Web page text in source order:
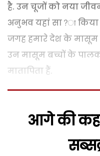
है. उन चूजों को नया
अनुभव यहां सा?ा
जगह हमारे देश के मासूम
उन मासूम बच्चों के
मातापिता हैं.
आगे की